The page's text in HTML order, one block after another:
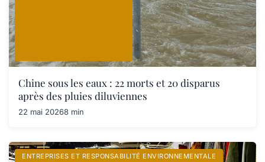
Chine sous les eaux : 22 morts et 20 disparus
après des pluies diluviennes
22 mai 20268 min
ENTREPRISES ET RESPONSABILITÉ ENVIRONNEMENTALE